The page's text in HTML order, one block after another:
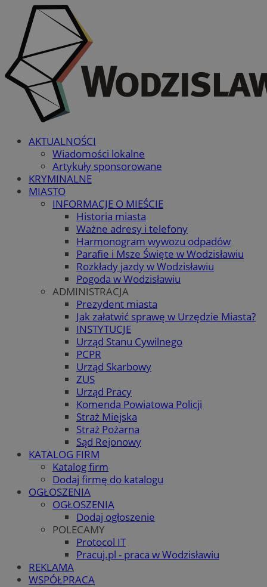
AKTUALNOŚCI
Wiadomości lokalne
Artykuły sponsorowane
KRYMINALNE
MIASTO
INFORMACJE O MIEŚCIE
Historia miasta
Ważne adresy i telefony
Harmonogram wywozu odpadów
Parafie i Msze Święte w Wodzisławiu
Rozkłady jazdy w Wodzisławiu
Pogoda w Wodzisławiu
ADMINISTRACJA
Prezydent miasta
Jak załatwić sprawę w Urzędzie Miasta?
INSTYTUCJE
Urząd Stanu Cywilnego
PCPR
Urząd Skarbowy
ZUS
Urząd Pracy
Komenda Powiatowa Policji
Straż Miejska
Straż Pożarna
Sąd Rejonowy
KATALOG FIRM
Katalog firm
Dodaj firmę do katalogu
OGŁOSZENIA
OGŁOSZENIA
Dodaj ogłoszenie
POLECAMY
Protocol IT
Pracuj.pl - praca w Wodzisławiu
REKLAMA
WSPÓŁPRACA